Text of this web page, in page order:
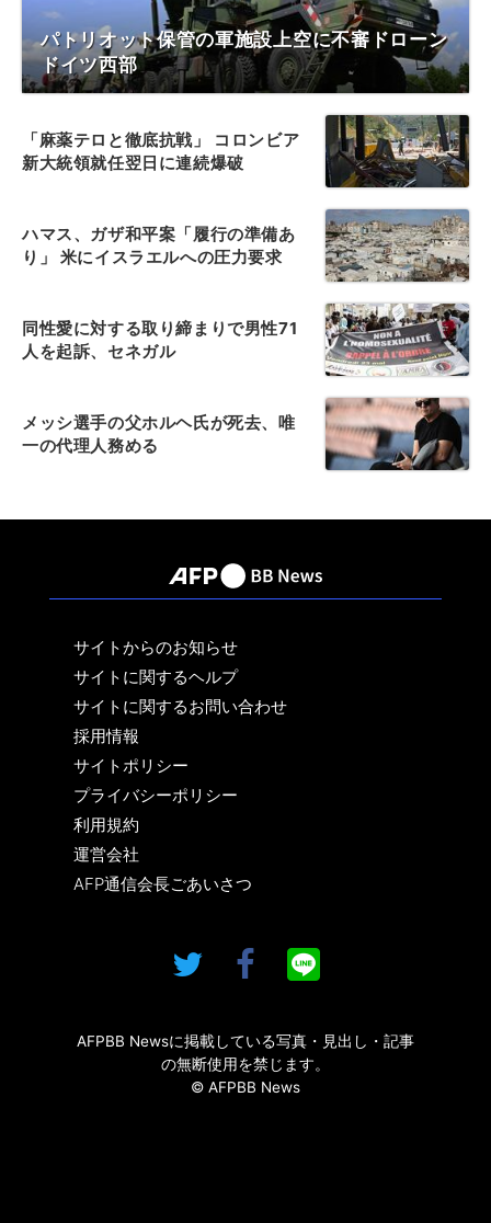
パトリオット保管の軍施設上空に不審ドローン
ドイツ西部
「麻薬テロと徹底抗戦」 コロンビア
新大統領就任翌日に連続爆破
ハマス、ガザ和平案「履行の準備あ
り」 米にイスラエルへの圧力要求
同性愛に対する取り締まりで男性71
人を起訴、セネガル
メッシ選手の父ホルヘ氏が死去、唯
一の代理人務める
サイトからのお知らせ
サイトに関するヘルプ
サイトに関するお問い合わせ
採用情報
サイトポリシー
プライバシーポリシー
利用規約
運営会社
AFP通信会長ごあいさつ
AFPBB Newsに掲載している写真・見出し・記事
の無断使用を禁じます。
© AFPBB News